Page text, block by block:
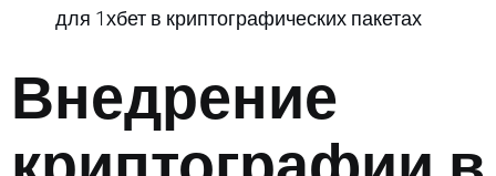
для 1хбет в криптографических пакетах
Внедрение